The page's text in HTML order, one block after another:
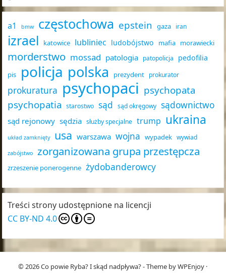
a1 bmw częstochowa epstein gaza iran
izrael katowice lubliniec ludobójstwo mafia morawiecki
morderstwo mossad patologia patopolicja pedofilia
pis policja polska prezydent prokurator
prokuratura psychopaci psychopata
psychopatia
starostwo sąd sąd okręgowy sądownictwo
sąd rejonowy sędzia służby specjalne trump ukraina
układ zamknięty usa warszawa wojna wypadek wywiad
zabójstwo zorganizowana grupa przestępcza
zrzeszenie ponerogenne żydobanderowcy
Treści strony udostępnione na licencji
CC BY-ND 4.0
© 2026Co powie Ryba? I skąd nadpływa?- Theme byWPEnjoy ·